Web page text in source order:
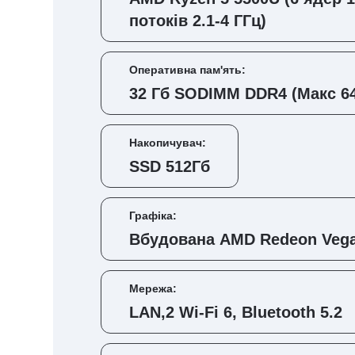
потоків 2.1-4 ГГц)
Оперативна пам'ять:
32 Гб SODIMM DDR4 (Макс
Накопичувач:
SSD 512Гб
Графіка:
Вбудована AMD Redeon
Мережа:
LAN,2 Wi-Fi 6, Bluetooth 5.2